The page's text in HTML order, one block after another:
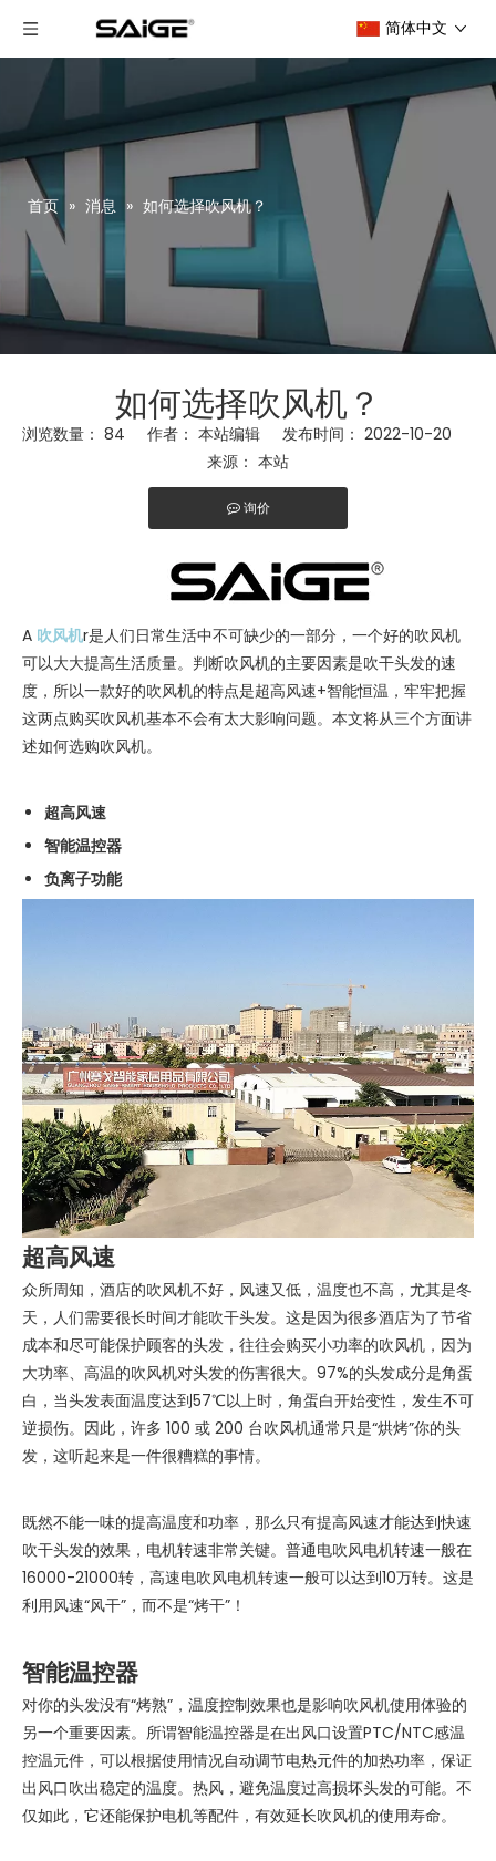
简体中文
首页 » 消息 » 如何选择吹风机？
如何选择吹风机？
浏览数量： 84 作者： 本站编辑 发布时间： 2022-10-20
来源： 本站
询价
A 吹风机r是人们日常生活中不可缺少的一部分，一个好的吹风机
可以大大提高生活质量。判断吹风机的主要因素是吹干头发的速
度，所以一款好的吹风机的特点是超高风速+智能恒温，牢牢把握
这两点购买吹风机基本不会有太大影响问题。本文将从三个方面讲
述如何选购吹风机。
超高风速
智能温控器
负离子功能
超高风速
众所周知，酒店的吹风机不好，风速又低，温度也不高，尤其是冬
天，人们需要很长时间才能吹干头发。这是因为很多酒店为了节省
成本和尽可能保护顾客的头发，往往会购买小功率的吹风机，因为
大功率、高温的吹风机对头发的伤害很大。97%的头发成分是角蛋
白，当头发表面温度达到57℃以上时，角蛋白开始变性，发生不可
逆损伤。因此，许多 100 或 200 台吹风机通常只是“烘烤”你的头
发，这听起来是一件很糟糕的事情。
既然不能一味的提高温度和功率，那么只有提高风速才能达到快速
吹干头发的效果，电机转速非常关键。普通电吹风电机转速一般在
16000-21000转，高速电吹风电机转速一般可以达到10万转。这是
利用风速“风干”，而不是“烤干”！
智能温控器
对你的头发没有“烤熟”，温度控制效果也是影响吹风机使用体验的
另一个重要因素。所谓智能温控器是在出风口设置PTC/NTC感温
控温元件，可以根据使用情况自动调节电热元件的加热功率，保证
出风口吹出稳定的温度。热风，避免温度过高损坏头发的可能。不
仅如此，它还能保护电机等配件，有效延长吹风机的使用寿命。